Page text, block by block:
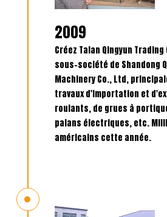
2009
Créez Taian Qingyun
sous-société de Shandong
Machinery Co., Ltd,
travaux d'importation et
roulants, de grues à
palans électriques, etc.
américains cette année.